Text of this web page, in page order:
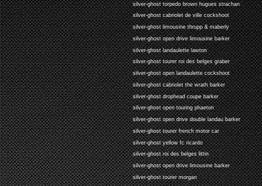
silver-ghost torpedo brown hugues strachan
silver-ghost cabriolet de ville cockshoot
silver-ghost limousine thrupp & maberly
silver-ghost open drive limousine barker
silver-ghost landaulette lawton
silver-ghost tourer roi des belges graber
silver-ghost open landaulette cockshoot
silver-ghost cabriolet the wrath barker
silver-ghost drophead coupe barker
silver-ghost open touring phaeton
silver-ghost open drive double landau barker
silver-ghost tourer french motor car
silver-ghost yellow fc ricardo
silver-ghost roi des belges littin
silver-ghost open drive limousine barker
silver-ghost tourer morgan